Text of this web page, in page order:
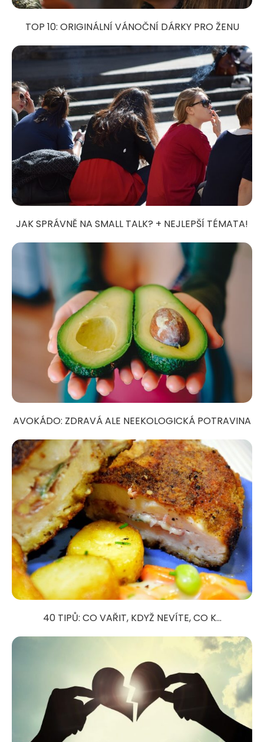
TOP 10: ORIGINÁLNÍ VÁNOČNÍ DÁRKY PRO ŽENU
JAK SPRÁVNĚ NA SMALL TALK? + NEJLEPŠÍ TÉMATA!
AVOKÁDO: ZDRAVÁ ALE NEEKOLOGICKÁ POTRAVINA
40 TIPŮ: CO VAŘIT, KDYŽ NEVÍTE, CO K...